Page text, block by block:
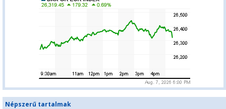
Népszerű tartalmak